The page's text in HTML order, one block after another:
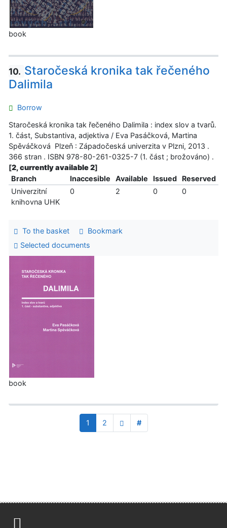
book
10. Staročeská kronika tak řečeného
Dalimila
Borrow
Staročeská kronika tak řečeného Dalimila : index slov a tvarů.
1. část, Substantiva, adjektiva / Eva Pasáčková, Martina
Spěváčková Plzeň : Západočeská univerzita v Plzni, 2013 .
366 stran . ISBN 978-80-261-0325-7 (1. část ; brožováno) .
[2, currently available 2]
Branch
Inaccesible Available Issued
Reserved
Univerzitní
knihovna UHK
0 2 0 0
To the basket
Bookmark
Selected documents
book
1 2 #